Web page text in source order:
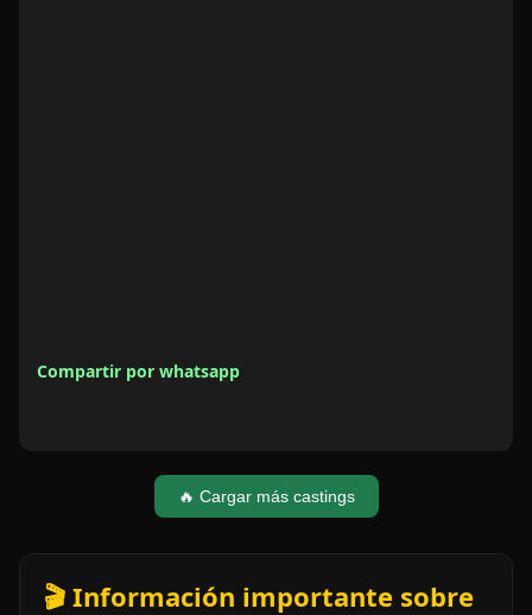
Compartir por whatsapp
🔥 Cargar más castings
🎬 Información importante sobre